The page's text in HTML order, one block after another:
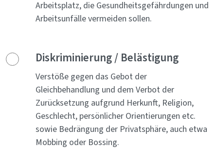
Arbeitsplatz, die Gesundheitsgefährdungen und
Arbeitsunfälle vermeiden sollen.
Diskriminierung / Belästigung
Verstöße gegen das Gebot der
Gleichbehandlung und dem Verbot der
Zurücksetzung aufgrund Herkunft, Religion,
Geschlecht, persönlicher Orientierungen etc.
sowie Bedrängung der Privatsphäre, auch etwa
Mobbing oder Bossing.